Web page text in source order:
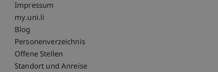
Impressum
Fußzeile Subdomain-Verzeichnis
my.uni.li
Blog
Personenverzeichnis
Offene Stellen
Standort und Anreise